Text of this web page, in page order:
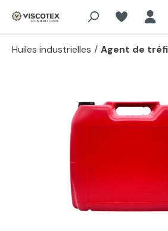
Aller au contenu principal
Huiles industrielles / Agent de